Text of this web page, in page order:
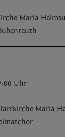
Maria
Uhr
Maria